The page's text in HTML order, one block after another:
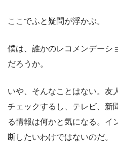
ここでふと疑問が浮かぶ。
僕は、誰かのレコメンデーシ
だろうか。
いや、そんなことはない。友
チェックするし、テレビ、新
る情報は何かと気になる。イ
断したいわけではないのだ。